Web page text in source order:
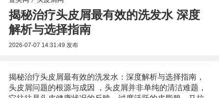
揭秘治疗头皮屑最有效的洗发水 深度
解析与选择指南
2026-07-07 14:31:49 发布
揭秘治疗头皮屑最有效的洗发水：深度解析与选择指南，
头皮屑问题的根源与成因 ，头皮屑并非单纯的清洁难题，